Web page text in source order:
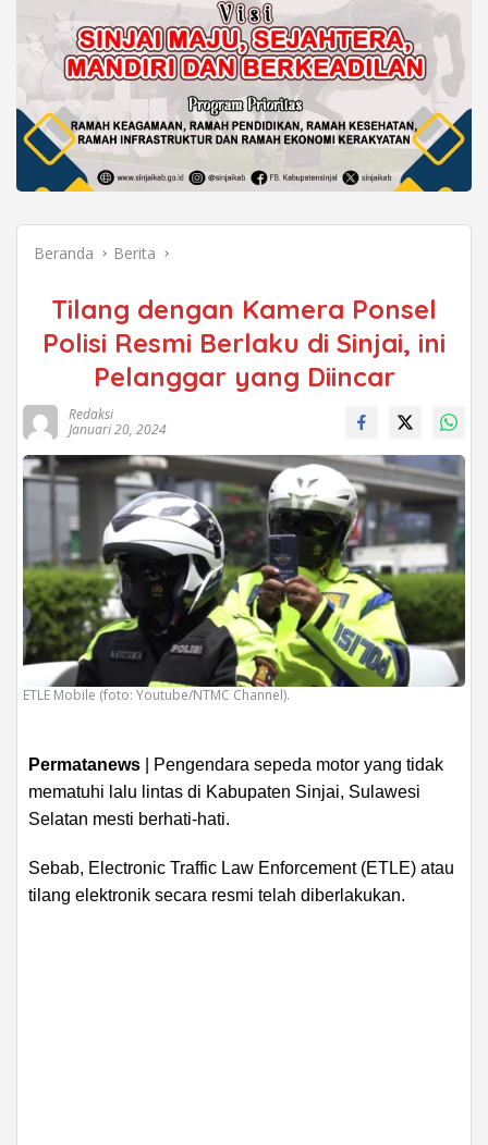
Beranda Berita
Tilang dengan Kamera Ponsel
Polisi Resmi Berlaku di Sinjai, ini
Pelanggar yang Diincar
Redaksi
Januari 20, 2024
ETLE Mobile (foto: Youtube/NTMC Channel).
Permatanews | Pengendara sepeda motor yang tidak
mematuhi lalu lintas di Kabupaten Sinjai, Sulawesi
Selatan mesti berhati-hati.
Sebab, Electronic Traffic Law Enforcement (ETLE) atau
tilang elektronik secara resmi telah diberlakukan.